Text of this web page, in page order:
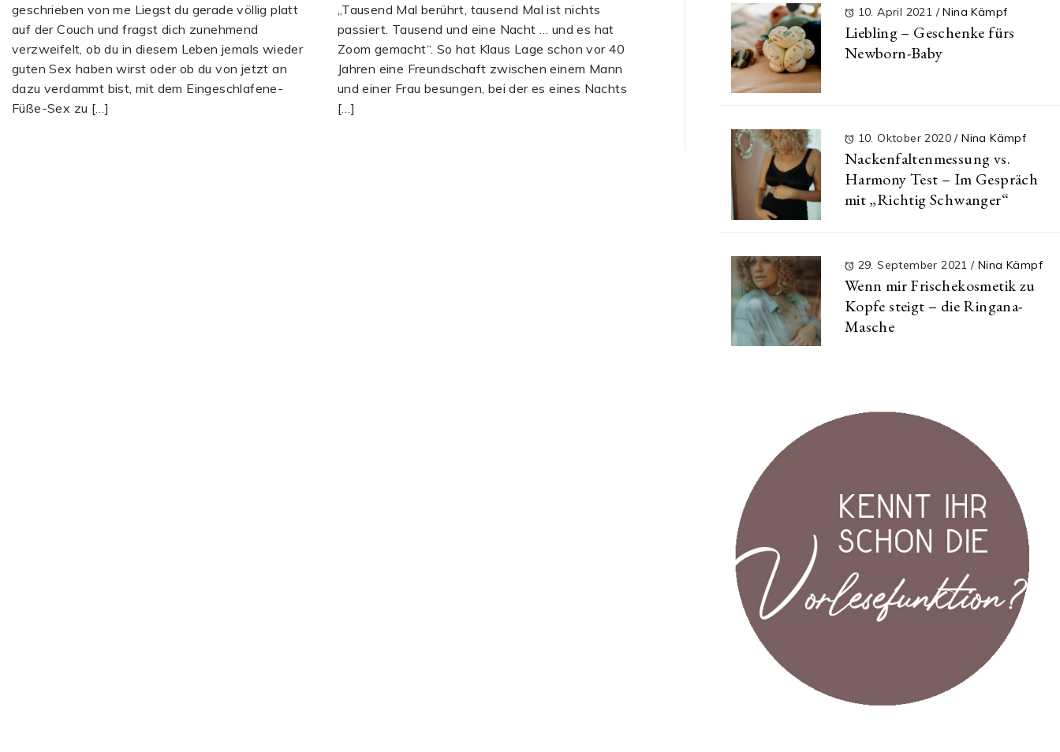
geschrieben von me Liegst du gerade völlig platt
auf der Couch und fragst dich zunehmend
verzweifelt, ob du in diesem Leben jemals wieder
guten Sex haben wirst oder ob du von jetzt an
dazu verdammt bist, mit dem Eingeschlafene-
Füße-Sex zu […]
„Tausend Mal berührt, tausend Mal ist nichts
passiert. Tausend und eine Nacht … und es hat
Zoom gemacht“. So hat Klaus Lage schon vor 40
Jahren eine Freundschaft zwischen einem Mann
und einer Frau besungen, bei der es eines Nachts
[…]
10. April 2021 / Nina Kämpf
Liebling – Geschenke fürs
Newborn-Baby
10. Oktober 2020/ Nina Kämpf
Nackenfaltenmessung vs.
Harmony Test – Im Gespräch
mit „Richtig Schwanger“
29. September 2021/ Nina Kämpf
Wenn mir Frischekosmetik zu
Kopfe steigt – die Ringana-
Masche